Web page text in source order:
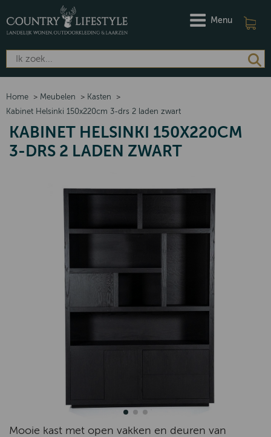
Menu
Home > Meubelen > Kasten
>
Kabinet Helsinki 150x220cm 3-drs 2 laden zwart
KABINET HELSINKI 150X220CM
3-DRS 2 LADEN ZWART
Mooie kast met open vakken en deuren van